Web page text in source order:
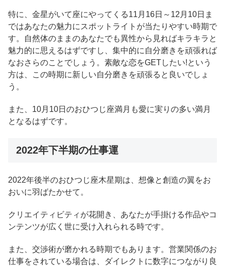
特に、金星がいて座にやってくる11月16日～12月10日ま
ではあなたの魅力にスポットライトが当たりやすい時期で
す。自然体のままのあなたでも異性から見ればキラキラと
魅力的に思えるはずですし、集中的に自分磨きを頑張れば
なおさらのことでしょう。素敵な恋をGETしたい!という
方は、この時期に新しい自分磨きを頑張ると良いでしょ
う。
また、10月10日のおひつじ座満月も愛に実りの多い満月
となるはずです。
2022年下半期の仕事運
2022年後半のおひつじ座木星期は、想像と創造の翼をお
おいに羽ばたかせて。
クリエイティビティが花開き、あなたが手掛ける作品やコ
ンテンツが広く世に受け入れられる時です。
また、交渉術が磨かれる時期でもあります。営業関係のお
仕事をされている場合は、ダイレクトに数字につながり良